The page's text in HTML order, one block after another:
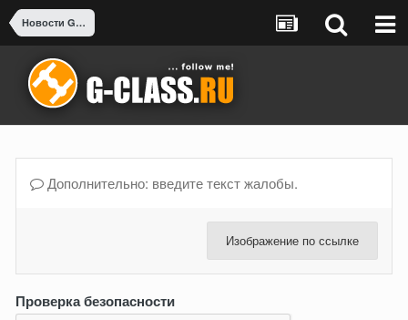
Новости G-class
Дополнительно: введите текст жалобы.
Изображение по ссылке
Проверка безопасности